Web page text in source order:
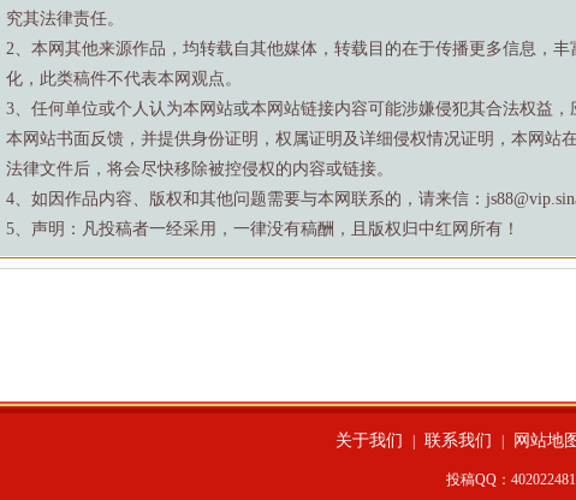
究其法律责任。
2、本网其他来源作品，均转载自其他媒体，转载目的在于传播更多信息，丰
化，此类稿件不代表本网观点。
3、任何单位或个人认为本网站或本网站链接内容可能涉嫌侵犯其合法权益，
本网站书面反馈，并提供身份证明，权属证明及详细侵权情况证明，本网站
法律文件后，将会尽快移除被控侵权的内容或链接。
4、如因作品内容、版权和其他问题需要与本网联系的，请来信：
5、声明：凡投稿者一经采用，一律没有稿酬，且版权归中红网所有！
关于我们 联系我们 网站地图
投稿QQ：402022481